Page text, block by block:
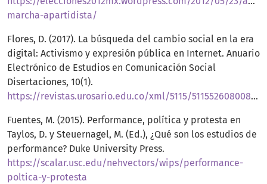
marcha-apartidista/
Flores, D. (2017). La búsqueda del cambio social en la era
digital: Activismo y expresión pública en Internet. Anuario
Electrónico de Estudios en Comunicación Social
Disertaciones, 10(1).
https://revistas.urosario.edu.co/xml/5115/511552608008/index.html
Fuentes, M. (2015). Performance, política y protesta en
Taylos, D. y Steuernagel, M. (Ed.), ¿Qué son los estudios de
performance? Duke University Press.
https://scalar.usc.edu/nehvectors/wips/performance-
poltica-y-protesta